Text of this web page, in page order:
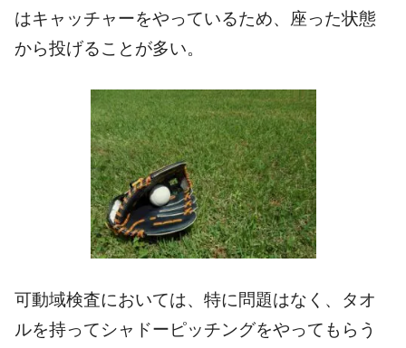
はキャッチャーをやっているため、座った状態
から投げることが多い。
可動域検査においては、特に問題はなく、タオ
ルを持ってシャドーピッチングをやってもらう